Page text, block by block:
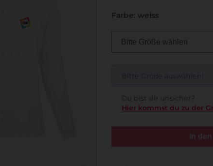
Farbe: weiss
Bitte Größe auswählen!
Du bist dir unsicher?
Hier kommst du zu der
In